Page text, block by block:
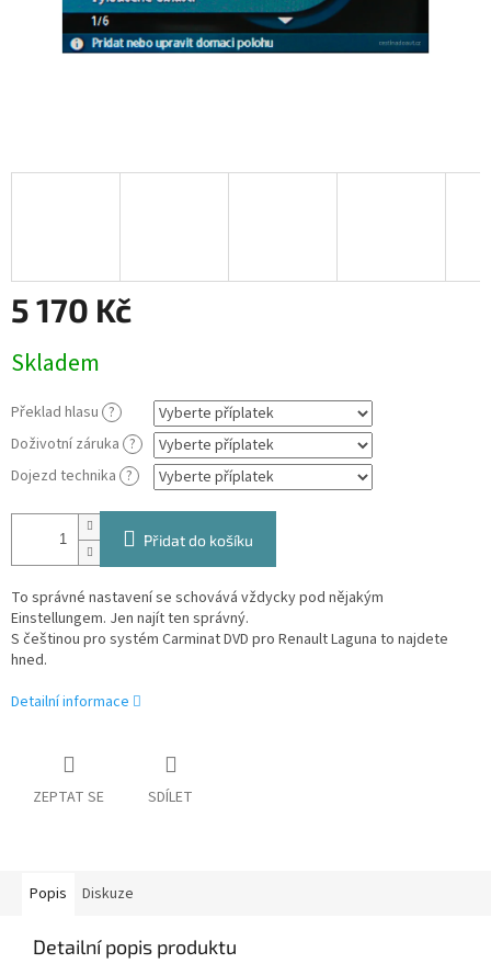
5 170 Kč
cena:
Skladem
Překlad hlasu ?
Doživotní záruka ?
Dojezd technika ?
Přidat do košíku
To správné nastavení se schovává vždycky pod nějakým
Einstellungem. Jen najít ten správný.
S češtinou pro systém Carminat DVD pro Renault Laguna to najdete
hned.
Detailní informace
ZEPTAT SE SDÍLET
Popis Diskuze
Detailní popis produktu